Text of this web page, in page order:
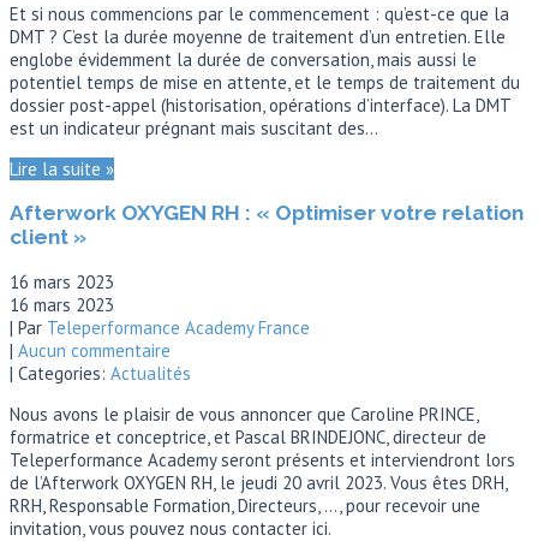
Et si nous commencions par le commencement : qu’est-ce que la
DMT ? C’est la durée moyenne de traitement d’un entretien. Elle
englobe évidemment la durée de conversation, mais aussi le
potentiel temps de mise en attente, et le temps de traitement du
dossier post-appel (historisation, opérations d’interface). La DMT
est un indicateur prégnant mais suscitant des…
Lire la suite »
Afterwork OXYGEN RH : « Optimiser votre relation
client »
16 mars 2023
16 mars 2023
| Par Teleperformance Academy France
| Aucun commentaire
| Categories: Actualités
Nous avons le plaisir de vous annoncer que Caroline PRINCE,
formatrice et conceptrice, et Pascal BRINDEJONC, directeur de
Teleperformance Academy seront présents et interviendront lors
de l’Afterwork OXYGEN RH, le jeudi 20 avril 2023. Vous êtes DRH,
RRH, Responsable Formation, Directeurs, …, pour recevoir une
invitation, vous pouvez nous contacter ici.